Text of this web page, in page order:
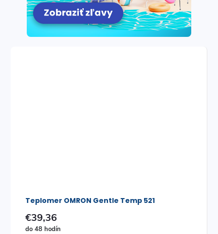
Teplomer OMRON Gentle Temp 521
€39,36
do 48 hodín